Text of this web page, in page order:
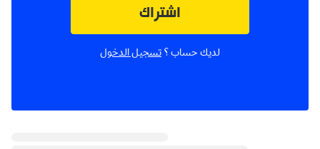
اشتراك
لديك حساب ؟ تسجيل الدخول